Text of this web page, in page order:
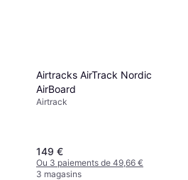
Airtracks AirTrack Nordic
AirBoard
Airtrack
149 €
Ou 3 paiements de 49,66 €
3 magasins